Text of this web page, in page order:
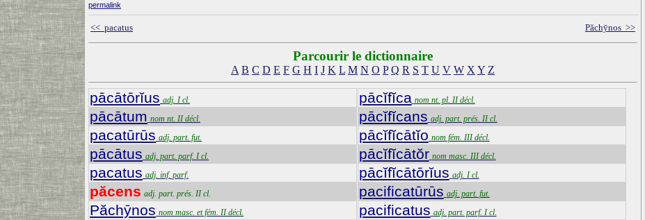
permalink
<< pacatus Păchȳnos >>
Parcourir le dictionnaire
A B C D E F G H I J K L M N O P Q R S T U V W X Y Z
pācātōrĭus adj. I cl.
pācātum nom nt. II décl.
pacatūrūs adj. part. fut.
pācātus adj. part. parf. I cl.
pacatus adj. inf. parf.
păcens adj. part. prés. II cl.
Păchȳnos nom masc. et fém. II décl.
pācĭfĭca nom nt. pl. II décl.
pācĭfĭcans adj. part. prés. II cl.
pācĭfĭcātĭo nom fém. III décl.
pācĭfĭcātŏr nom masc. III décl.
pācĭfĭcātōrĭus adj. I cl.
pacificatūrūs adj. part. fut.
pacificatus adj. part. parf. I cl.